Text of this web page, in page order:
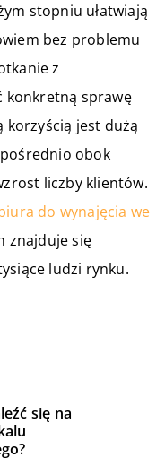
stopniu ułatwiają
bez problemu
z
konkretną sprawę
korzyścią jest dużą
obok
liczby klientów.
do wynajęcia we
znajduje się
ludzi rynku.
się na